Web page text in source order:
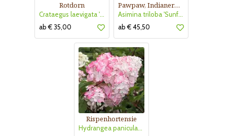
Rotdorn
Crataegus laevigata 'Pauls Scarlet'
ab € 35,00
Pawpaw, Indianerbanane
Asimina triloba 'Sunflower'
ab € 45,50
Rispenhortensie
Hydrangea paniculata 'Vanille Fraise'